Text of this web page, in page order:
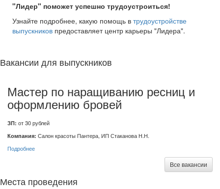
"Лидер" поможет успешно трудоустроиться!
Узнайте подробнее, какую помощь в трудоустройстве
выпускников предоставляет центр карьеры "Лидера".
Вакансии для выпускников
Мастер по наращиванию ресниц и
оформлению бровей
ЗП: от 30 рублей
Компания: Салон красоты Пантера, ИП Стаканова Н.Н.
Подробнее
Все вакансии
Места проведения